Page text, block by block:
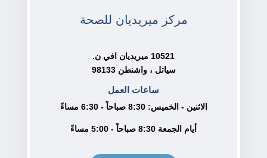
مركز ميريديان للصحة
10521 ميريديان افي ن.
سياتل ، واشنطن 98133
ساعات العمل
الاثنين - الخميس: 8:30 صباحاً - 6:30 مساءً
أيام الجمعة 8:30 صباحاً - 5:00 مساءً